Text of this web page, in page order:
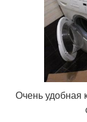
Очень удобная